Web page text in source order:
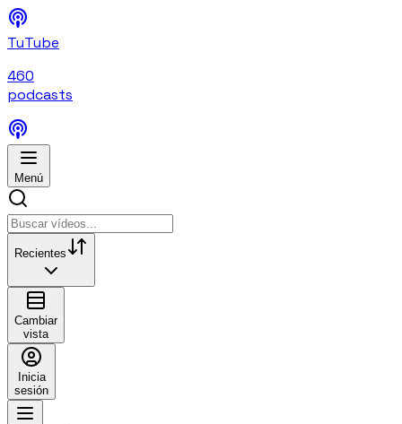
TuTube
460
podcasts
Menú
Recientes
Cambiar
vista
Inicia
sesión